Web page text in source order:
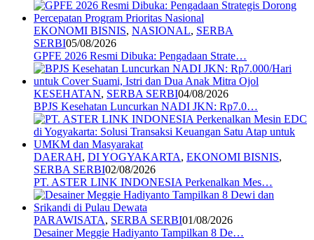
EKONOMI BISNIS, NASIONAL, SERBA
SERBI05/08/2026
GPFE 2026 Resmi Dibuka: Pengadaan Strate…
KESEHATAN, SERBA SERBI04/08/2026
BPJS Kesehatan Luncurkan NADI JKN: Rp7.0…
DAERAH, DI YOGYAKARTA, EKONOMI BISNIS,
SERBA SERBI02/08/2026
PT. ASTER LINK INDONESIA Perkenalkan Mes…
PARAWISATA, SERBA SERBI01/08/2026
Desainer Meggie Hadiyanto Tampilkan 8 De…